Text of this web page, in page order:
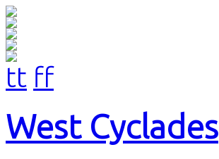
tt ff
West Cyclades